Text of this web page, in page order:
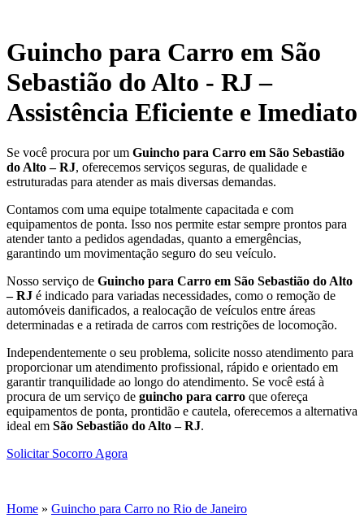
Guincho para Carro em São
Sebastião do Alto - RJ –
Assistência Eficiente e Imediato
Se você procura por um Guincho para Carro em São Sebastião
do Alto – RJ, oferecemos serviços seguras, de qualidade e
estruturadas para atender as mais diversas demandas.
Contamos com uma equipe totalmente capacitada e com
equipamentos de ponta. Isso nos permite estar sempre prontos para
atender tanto a pedidos agendadas, quanto a emergências,
garantindo um movimentação seguro do seu veículo.
Nosso serviço de Guincho para Carro em São Sebastião do Alto
– RJ é indicado para variadas necessidades, como o remoção de
automóveis danificados, a realocação de veículos entre áreas
determinadas e a retirada de carros com restrições de locomoção.
Independentemente o seu problema, solicite nosso atendimento para
proporcionar um atendimento profissional, rápido e orientado em
garantir tranquilidade ao longo do atendimento. Se você está à
procura de um serviço de guincho para carro que ofereça
equipamentos de ponta, prontidão e cautela, oferecemos a alternativa
ideal em São Sebastião do Alto – RJ.
Solicitar Socorro Agora
Home » Guincho para Carro no Rio de Janeiro